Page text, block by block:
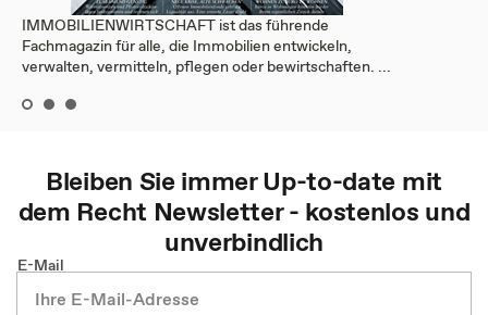
IMMOBILIENWIRTSCHAFT ist das führende
Fachmagazin für alle, die Immobilien entwickeln,
verwalten, vermitteln, pflegen oder bewirtschaften. ...
Bleiben Sie immer Up-to-date mit
dem Recht Newsletter - kostenlos und
unverbindlich
E-Mail